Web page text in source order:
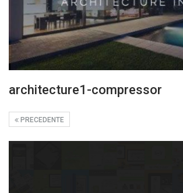
architecture1-compressor
PRECEDENTE